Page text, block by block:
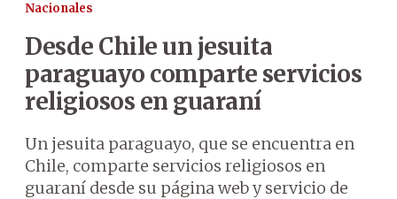
Nacionales
Desde Chile un jesuita
paraguayo comparte servicios
religiosos en guaraní
Un jesuita paraguayo, que se encuentra en
Chile, comparte servicios religiosos en
guaraní desde su página web y servicio de